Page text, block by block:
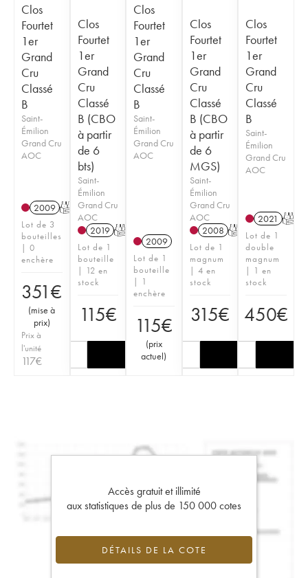
Clos
Fourtet
1er
Grand
Cru
Classé
B
Saint-
Émilion
Grand Cru
AOC
2009 T
Lot de 3
bouteilles
| 0
enchère
351€
(mise à
prix)
Prix à
l'unité
117€
Clos
Fourtet
1er
Grand
Cru
Classé
B (CBO
à partir
de 6
bts)
Saint-
Émilion
Grand Cru
AOC
2019 T
Lot de 1
bouteille
| 12 en
stock
115€
Clos
Fourtet
1er
Grand
Cru
Classé
B
Saint-
Émilion
Grand Cru
AOC
2009
Lot de 1
bouteille
| 1
enchère
115€
(prix
actuel)
Clos
Fourtet
1er
Grand
Cru
Classé
B (CBO
à partir
de 6
MGS)
Saint-
Émilion
Grand Cru
AOC
2008 T
Lot de 1
magnum
| 4 en
stock
315€
Clos
Fourtet
1er
Grand
Cru
Classé
B
Saint-
Émilion
Grand Cru
AOC
2021 T
Lot de 1
double
magnum
| 1 en
stock
450€
Accès gratuit et illimité
aux statistiques de plus de 150 000 cotes
DÉTAILS DE LA COTE